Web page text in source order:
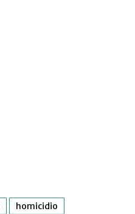
homicidio